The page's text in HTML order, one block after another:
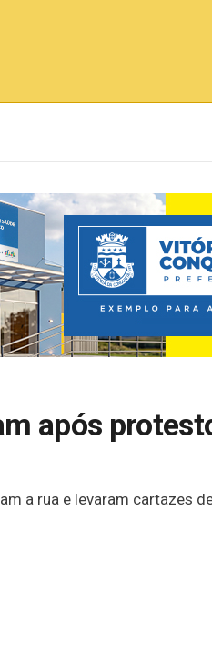
após
a rua e levaram cartazes